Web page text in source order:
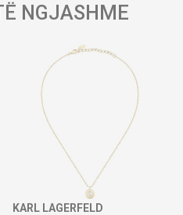
NGJASHME
KARL LAGERFELD